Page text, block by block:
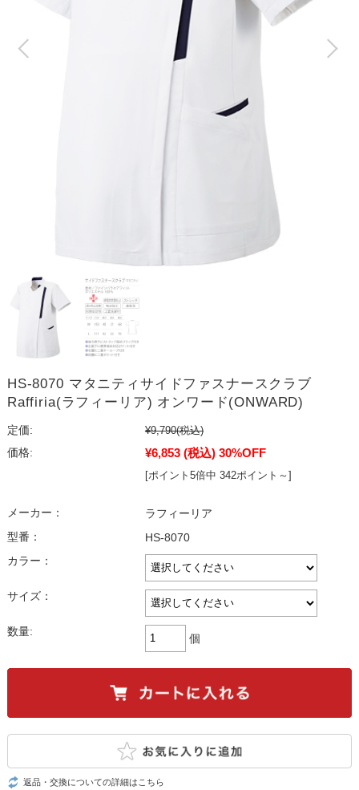
HS-8070 マタニティサイドファスナースクラブ
Raffiria(ラフィーリア) オンワード(ONWARD)
定価: ¥9,790(税込)
価格:
¥6,853 (税込) 30%OFF
[ポイント5倍中 342ポイント～]
メーカー：
ラフィーリア
型番：
HS-8070
カラー：
サイズ：
数量:
個
返品・交換についての詳細はこちら